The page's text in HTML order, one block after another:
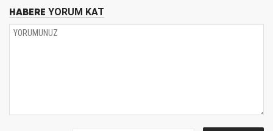
HABERE YORUM KAT